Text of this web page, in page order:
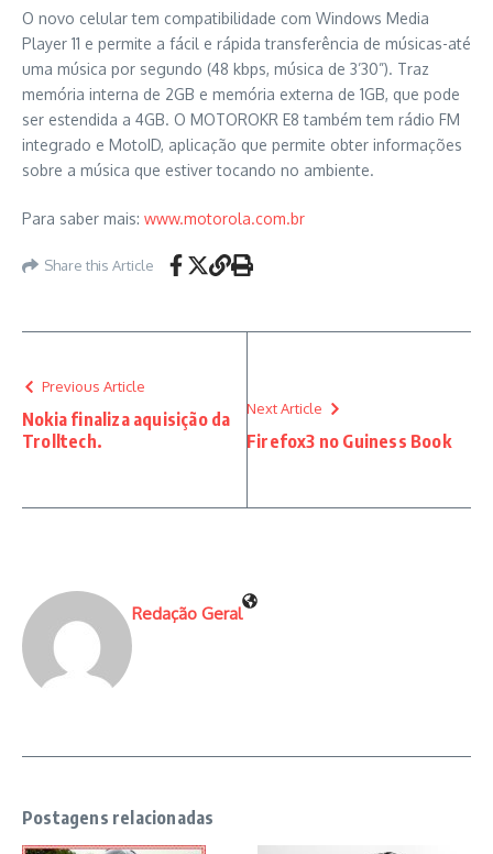
O novo celular tem compatibilidade com Windows Media
Player 11 e permite a fácil e rápida transferência de músicas-até
uma música por segundo (48 kbps, música de 3’30”). Traz
memória interna de 2GB e memória externa de 1GB, que pode
ser estendida a 4GB. O MOTOROKR E8 também tem rádio FM
integrado e MotoID, aplicação que permite obter informações
sobre a música que estiver tocando no ambiente.
Para saber mais: www.motorola.com.br
Share this Article
Previous Article
Nokia finaliza aquisição da
Trolltech.
Next Article
Firefox3 no Guiness Book
Redação Geral
Postagens relacionadas